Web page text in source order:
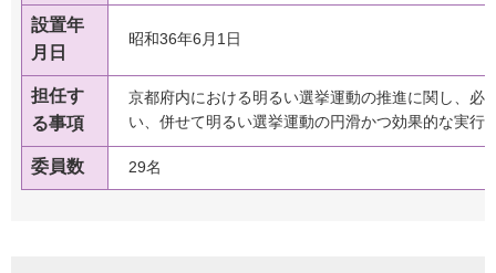
設置年
月日
昭和36年6月1日
担任す
る事項
京都府内における明るい選挙運動の推進に関し、必
い、併せて明るい選挙運動の円滑かつ効果的な実行
委員数 29名